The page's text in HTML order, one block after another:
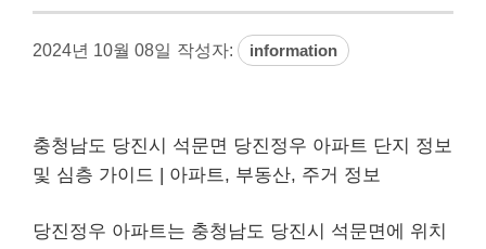
2024년 10월 08일 작성자: information
충청남도 당진시 석문면 당진정우 아파트 단지 정보
및 심층 가이드 | 아파트, 부동산, 주거 정보
당진정우 아파트는 충청남도 당진시 석문면에 위치